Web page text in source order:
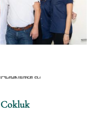
Cokluk